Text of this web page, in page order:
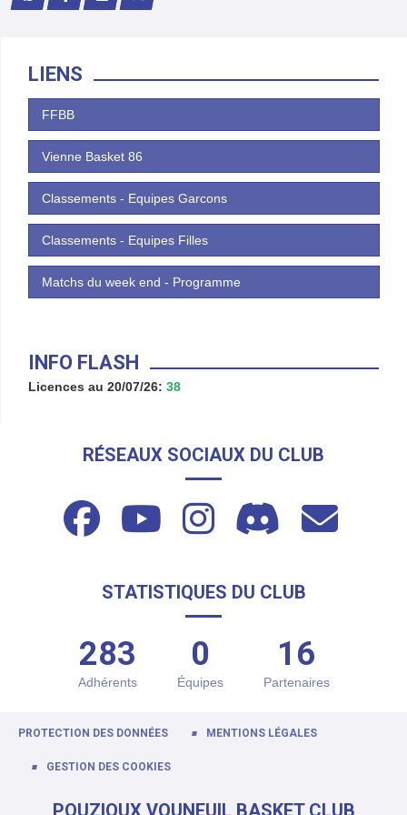
LIENS
FFBB
Vienne Basket 86
Classements - Equipes Garcons
Classements - Equipes Filles
Matchs du week end - Programme
INFO FLASH
Licences au 20/07/26: 38
RÉSEAUX SOCIAUX DU CLUB
STATISTIQUES DU CLUB
283
Adhérents
0
Équipes
16
Partenaires
PROTECTION DES DONNÉES MENTIONS LÉGALES
GESTION DES COOKIES
POUZIOUX VOUNEUIL BASKET CLUB